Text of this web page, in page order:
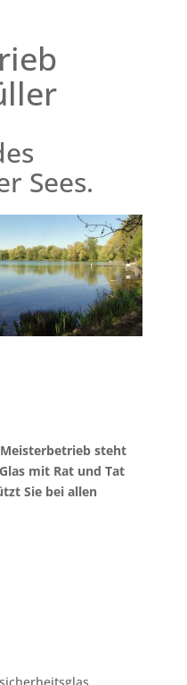
Sees.
steht
mit Rat und Tat
Sie bei allen